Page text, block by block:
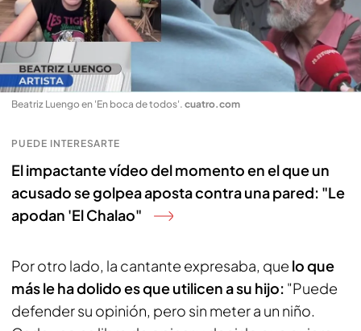
Beatriz Luengo en 'En boca de todos'. cuatro.com
PUEDE INTERESARTE
El impactante vídeo del momento en el que un
acusado se golpea aposta contra una pared: "Le
apodan 'El Chalao"
Por otro lado, la cantante expresaba, que lo que
más le ha dolido es que utilicen a su hijo: "Puede
defender su opinión, pero sin meter a un niño.